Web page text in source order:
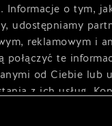
Informacje o tym,
udostępniamy
reklamowym i
połączyć te
od Ciebie lub
z ich usług.
i opisz swoją
Edytuj talię
LUB